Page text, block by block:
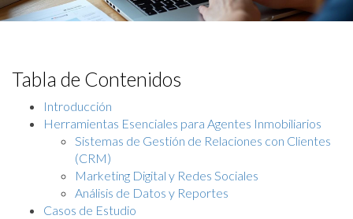
Tabla de Contenidos
Introducción
Herramientas Esenciales para Agentes Inmobiliarios
Sistemas de Gestión de Relaciones con Clientes
(CRM)
Marketing Digital y Redes Sociales
Análisis de Datos y Reportes
Casos de Estudio